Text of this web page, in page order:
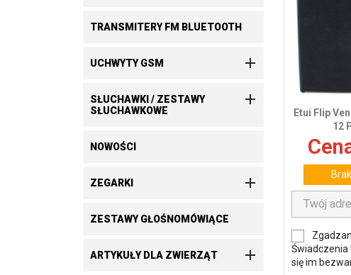
TRANSMITERY FM BLUETOOTH
UCHWYTY GSM 
SŁUCHAWKI / ZESTAWY
SŁUCHAWKOWE

NOWOŚCI
ZEGARKI 
ZESTAWY GŁOŚNOMÓWIĄCE
ARTYKUŁY DLA ZWIERZĄT 
Etui Flip
12
Świadczenia
się im